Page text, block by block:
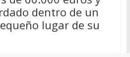
dentro de un
lugar de su